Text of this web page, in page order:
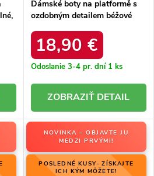
Dámské boty na platformě s
ozdobným detailem béžové
18,90 €
Odoslanie 3-4 pr. dní 1 ks
DETAIL
NOVINKA – OBJAVTE JU
MEDZI PRVÝMI!
POSLEDNÉ KUSY- ZÍSKAJTE
ICH KÝM MÔŽETE!